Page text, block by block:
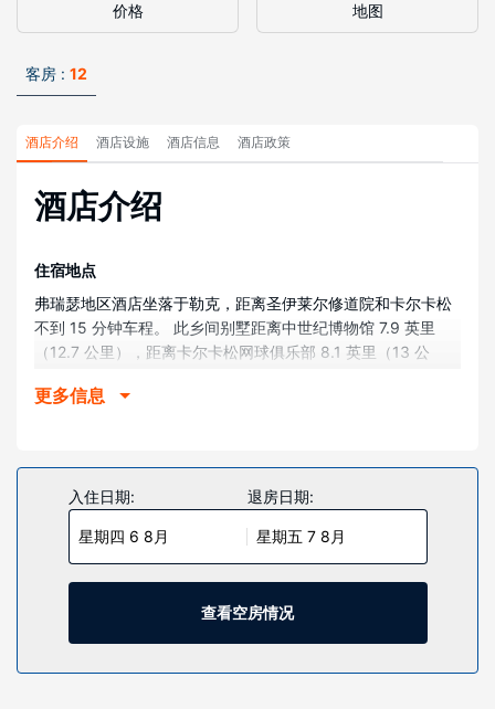
价格 地图
客房 : 12
酒店介绍 酒店设施 酒店信息 酒店政策
酒店介绍
住宿地点
弗瑞瑟地区酒店坐落于勒克，距离圣伊莱尔修道院和卡尔卡松
不到 15 分钟车程。 此乡间别墅距离中世纪博物馆 7.9 英里
（12.7 公里），距离卡尔卡松网球俱乐部 8.1 英里（13 公
客房
的娱乐需求。配备浴缸或淋浴的私人浴室提供免费洗浴用品和
吹风机。便利设施包括保险箱和茶具/咖啡用具；而且每天提供
客房服务。
物业设施
您可充分利用季节性开放的室外游泳池等度假设施，或者到露
台和花园欣赏美景。此乡间别墅还提供免费 WiFi、礼宾服务和
更多信息
入住日期:
星期四 6 8月
退房日期:
星期五 7 8月
查看空房情况